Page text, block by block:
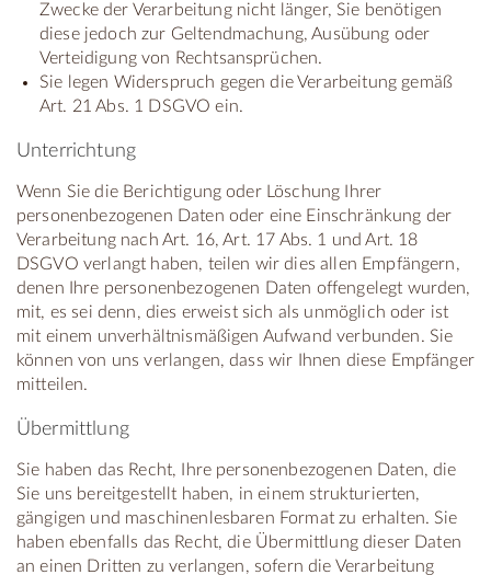
Zwecke der Verarbeitung nicht länger, Sie benötigen
diese jedoch zur Geltendmachung, Ausübung oder
Verteidigung von Rechtsansprüchen.
Sie legen Widerspruch gegen die Verarbeitung gemäß
Art. 21 Abs. 1 DSGVO ein.
Unterrichtung
Wenn Sie die Berichtigung oder Löschung Ihrer
personenbezogenen Daten oder eine Einschränkung der
Verarbeitung nach Art. 16, Art. 17 Abs. 1 und Art. 18
DSGVO verlangt haben, teilen wir dies allen Empfängern,
denen Ihre personenbezogenen Daten offengelegt wurden,
mit, es sei denn, dies erweist sich als unmöglich oder ist
mit einem unverhältnismäßigen Aufwand verbunden. Sie
können von uns verlangen, dass wir Ihnen diese Empfänger
mitteilen.
Übermittlung
Sie haben das Recht, Ihre personenbezogenen Daten, die
Sie uns bereitgestellt haben, in einem strukturierten,
gängigen und maschinenlesbaren Format zu erhalten. Sie
haben ebenfalls das Recht, die Übermittlung dieser Daten
an einen Dritten zu verlangen, sofern die Verarbeitung